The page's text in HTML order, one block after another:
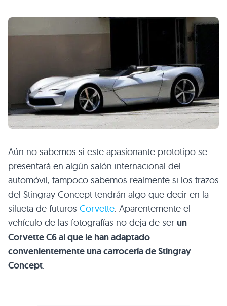
Aún no sabemos si este apasionante prototipo se
presentará en algún salón internacional del
automóvil, tampoco sabemos realmente si los trazos
del Stingray Concept tendrán algo que decir en la
silueta de futuros Corvette. Aparentemente el
vehículo de las fotografías no deja de ser un
Corvette C6 al que le han adaptado
convenientemente una carrocería de Stingray
Concept.